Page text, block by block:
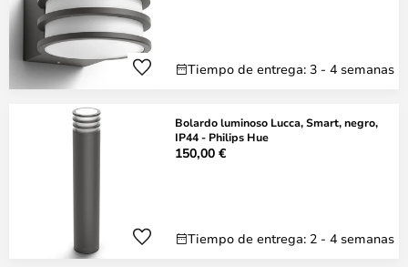
Tiempo de entrega: 3 - 4 semanas
Bolardo luminoso Lucca, Smart, negro,
IP44 - Philips Hue
150,00 €
Tiempo de entrega: 2 - 4 semanas